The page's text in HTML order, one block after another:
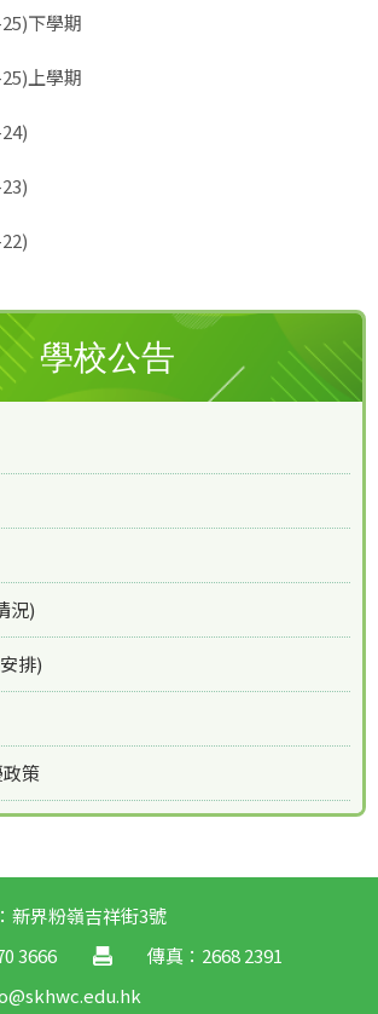
下學期
上學期
學校公告
況)
排)
策
新界粉嶺吉祥街3號
3666
傳真：2668 2391